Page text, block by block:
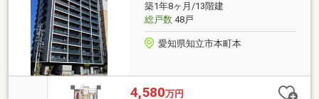
築1年8ヶ月/13階建
総戸数48戸
愛知県知立市本町本
4,580万円